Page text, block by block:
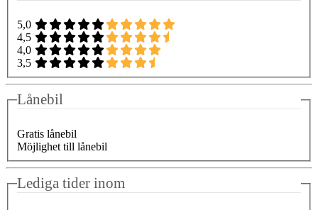
5,0
4,5
4,0
3,5
Lånebil
Gratis lånebil
Möjlighet till lånebil
Lediga tider inom